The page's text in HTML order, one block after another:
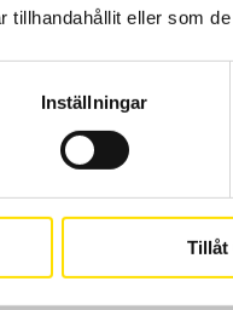
tillhandahållit eller som
Inställningar
Tillåt
7.5 kN